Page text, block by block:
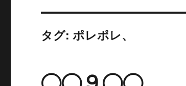
タグ: ポレポレ、